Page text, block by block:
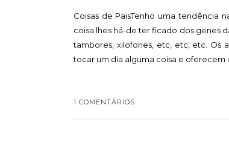
Coisas de PaisTenho uma tendência
coisa lhes há-de ter ficado dos genes
tambores, xilofones, etc, etc, etc. Os
tocar um dia alguma coisa e oferecem
1 COMENTÁRIOS